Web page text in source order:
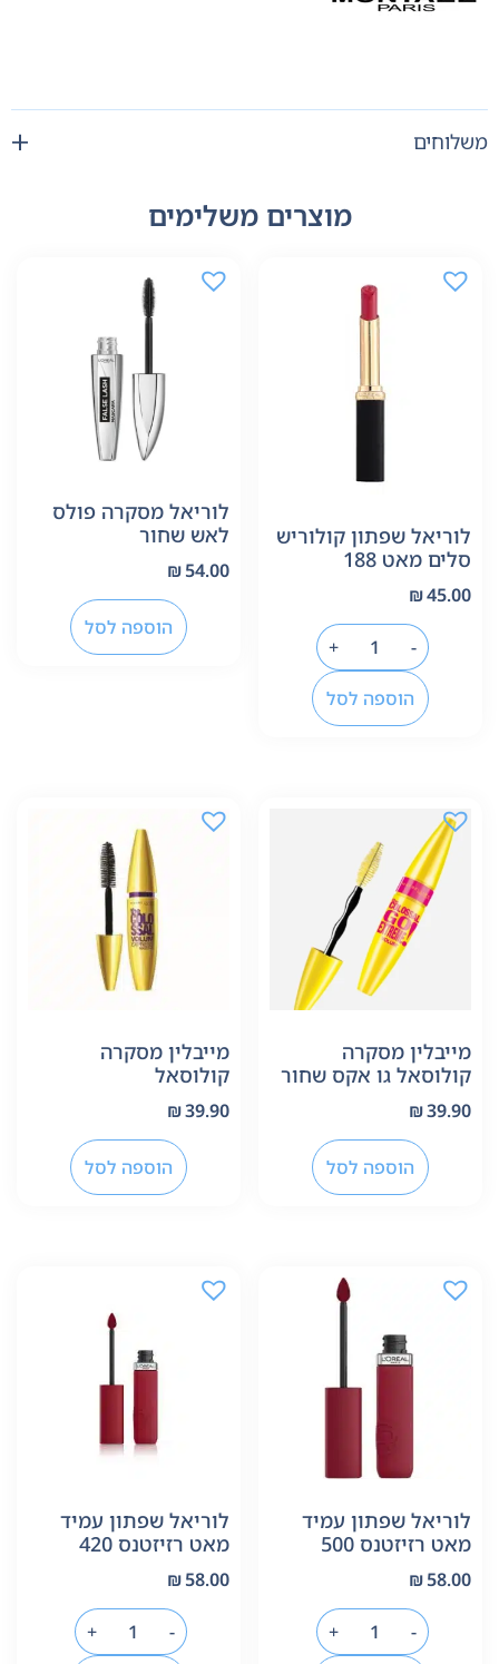
משלוחים
מוצרים משלימים
לוריאל שפתון קולוריש
סלים מאט 188
₪45.00
-
+
הוספה לסל
לוריאל מסקרה פולס
לאש שחור
₪54.00
הוספה לסל
מייבלין מסקרה
קולוסאל גו אקס שחור
₪39.90
הוספה לסל
מייבלין מסקרה
קולוסאל
₪39.90
הוספה לסל
לוריאל שפתון עמיד
מאט רזיזטנס 500
₪58.00
-
+
לוריאל שפתון עמיד
מאט רזיזטנס 420
₪58.00
-
+